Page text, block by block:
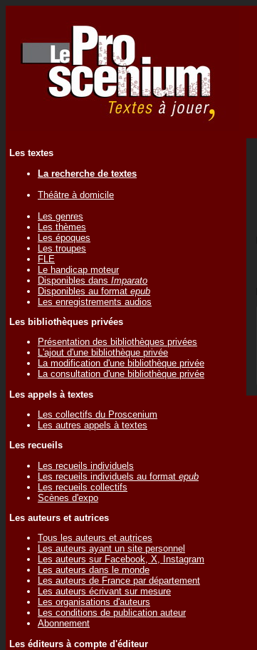
Les textes
La recherche de textes
Théâtre à domicile
Les genres
Les thèmes
Les époques
Les troupes
FLE
Le handicap moteur
Disponibles dans Imparato
Disponibles au format epub
Les enregistrements audios
Les bibliothèques privées
Présentation des bibliothèques privées
L'ajout d'une bibliothèque privée
La modification d'une bibliothèque privée
La consultation d'une bibliothèque privée
Les appels à textes
Les collectifs du Proscenium
Les autres appels à textes
Les recueils
Les recueils individuels
Les recueils individuels au format epub
Les recueils collectifs
Scènes d'expo
Les auteurs et autrices
Tous les auteurs et autrices
Les auteurs ayant un site personnel
Les auteurs sur Facebook, X, Instagram
Les auteurs dans le monde
Les auteurs de France par département
Les auteurs écrivant sur mesure
Les organisations d'auteurs
Les conditions de publication auteur
Abonnement
Les éditeurs à compte d'éditeur